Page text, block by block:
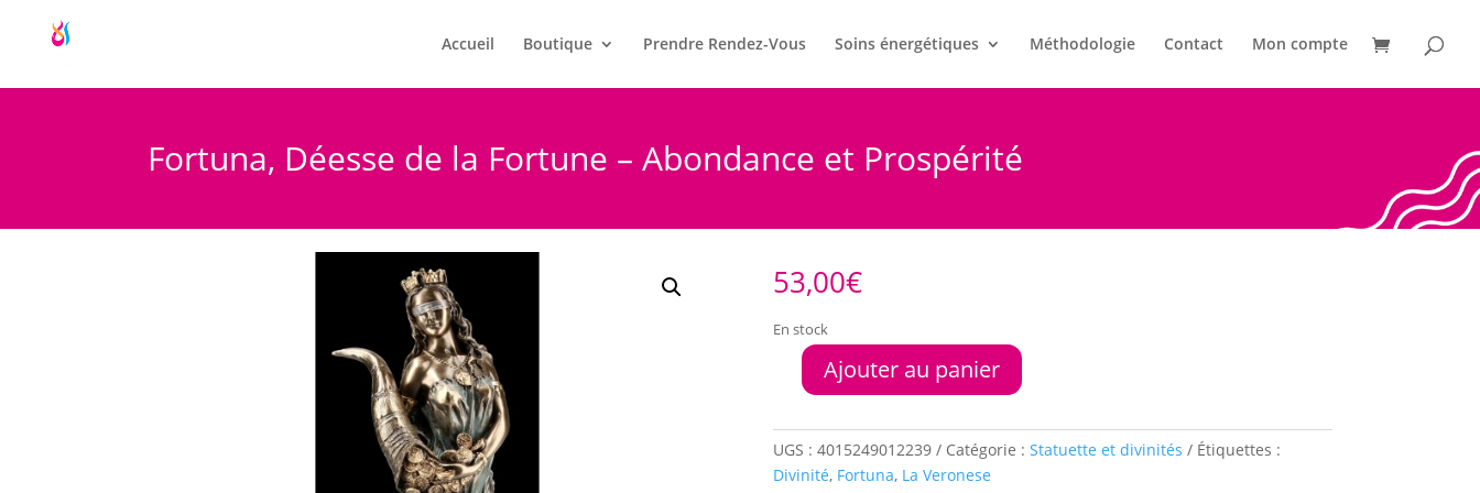
Accueil Boutique Prendre Rendez-Vous Soins énergétiques Méthodologie Contact Mon compte
Fortuna, Déesse de la Fortune – Abondance et Prospérité
53,00€
En stock
quantité
Fortuna,
Déesse
de
Ajouter au panier
UGS : 4015249012239 Catégorie : Statuette et divinités
Étiquettes :
Divinité, Fortuna, La Veronese